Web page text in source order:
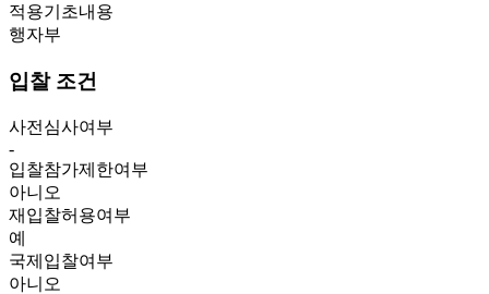
적용기초내용
행자부
입찰 조건
사전심사여부
-
입찰참가제한여부
아니오
재입찰허용여부
예
국제입찰여부
아니오